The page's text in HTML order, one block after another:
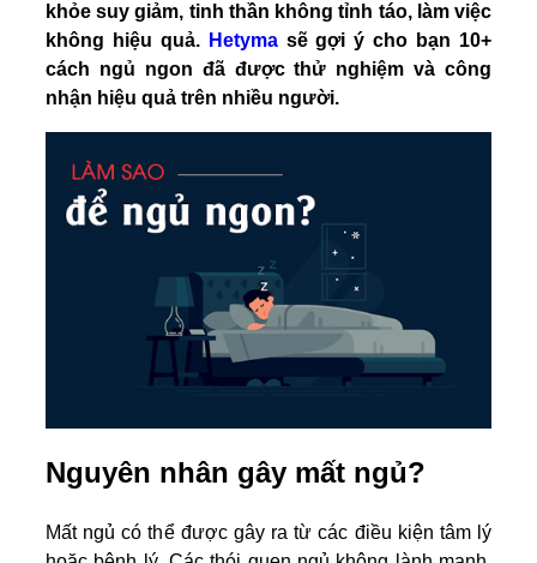
khỏe suy giảm, tinh thần không tỉnh táo, làm việc
không hiệu quả. Hetymasẽ gợi ý cho bạn 10+
cách ngủ ngon đã được thử nghiệm và công
nhận hiệu quả trên nhiều người.
Nguyên nhân gây mất ngủ?
Mất ngủ có thể được gây ra từ các điều kiện tâm lý